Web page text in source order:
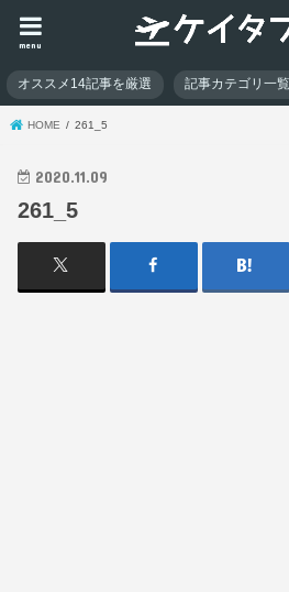
menu
オススメ14記事を厳選 記事カテゴリ一覧
HOME 261_5
2020.11.09
261_5